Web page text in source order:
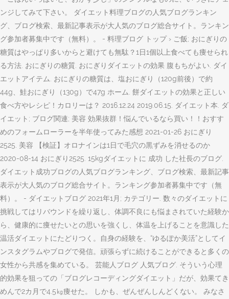
ンジしてみて下さい。 ダイエット料理ブログの人気ブログランキン
グ、ブログ検索、最新記事表示が大人気のブログ総合サイト。ランキン
グ参加者募集中です（無料）。 - 料理ブログ トップ › ご飯; おにぎりの
糖質はやっぱり多いからと避けても無駄？1日1個以上食べても痩せられ
る方法. おにぎりの糖質. おにぎりダイエットの効果 腹もちがよい. ダイ
エットアイテム. おにぎりの糖質は、塩おにぎり（120g前後）で約
44g、鮭おにぎり（130g）で47g ホーム. 餅ダイエットの効果と正しい
食べ方やレシピ！カロリーは？ 2016.12.24 2019.06.15. ダイエット本. ダ
イエット; ブログ関連; 美容 効果抜群！悩んでいるなら買い！！おすす
めのフォームローラーを半年使ってみた感想 2021-01-26 おにぎり
2525. 美容 【検証】オロナインは1日で毛穴の黒ずみを消せるのか
2020-08-14 おにぎり2525. 15kgダイエットに 成功 した社長のブログ.
ダイエット成功ブログの人気ブログランキング、ブログ検索、最新記事
表示が大人気のブログ総合サイト。ランキング参加者募集中です（無
料）。 - ダイエットブログ 2021年1月; カテゴリー. 数々のダイエットに
挑戦してはリバウンドを繰り返し、体調不良にも悩まされていた経験か
ら、健康的に痩せたいとの思いを強くし、体温を上げることを意識した
温活ダイエットにたどりつく。自身の経験を、“ゆるぽか美活”としてイ
ンスタグラムやブログで発信。頑張らずに続けることができると多くの
女性から共感を集めている。 芸能人ブログ 人気ブログ. そういう心理
的効果を狙っての「ブログレコーディングダイエット」だが、効果てき
めんで2カ月で4.5㎏痩せた。 しかも、ぜんぜんしんどくない。 みなさ